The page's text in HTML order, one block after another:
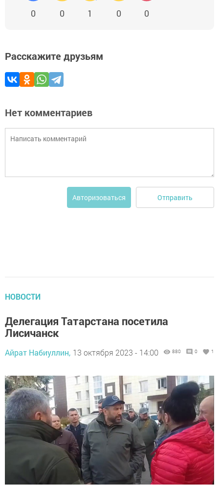
0 0 1 0 0
Расскажите друзьям
Нет комментариев
Авторизоваться Отправить
НОВОСТИ
Делегация Татарстана посетила
Лисичанск
Айрат Набиуллин, 13 октября 2023 - 14:00 880 0 1